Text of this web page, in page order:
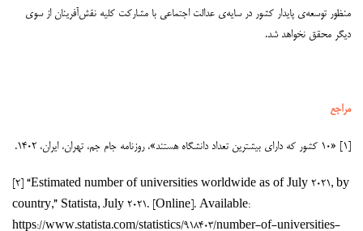
منظور توسعه‌ی پایدار کشور در سایه‌ی عدالت اجتماعی با مشارکت کلیه نقش‌آفرینان از سوی
دیگر محقق نخواهد شد.
مراجع
[۲] “Estimated number of universities worldwide as of July 2021, by
country,” Statista, July 2021. [Online]. Available:
https://www.statista.com/statistics/918403/number-of-universities-